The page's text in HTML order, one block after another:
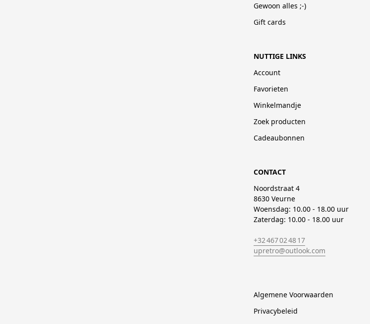
Gewoon alles ;-)
Gift cards
NUTTIGE LINKS
Account
Favorieten
Winkelmandje
Zoek producten
Cadeaubonnen
CONTACT
Noordstraat 4
8630 Veurne
Woensdag: 10.00 - 18.00 uur
Zaterdag: 10.00 - 18.00 uur
+32 467 02 48 17
upretro@outlook.com
Algemene Voorwaarden
Privacybeleid